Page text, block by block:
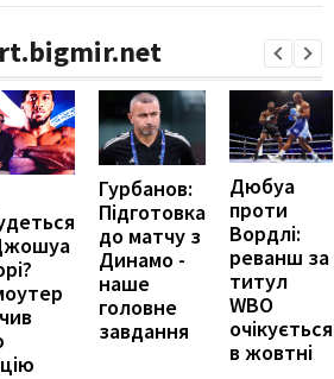
Гурбанов:
Підготовка
до матчу з
Динамо -
наше
головне
завдання
Дюбуа
проти
Вордлі:
реванш за
титул
WBO
очікується
в жовтні